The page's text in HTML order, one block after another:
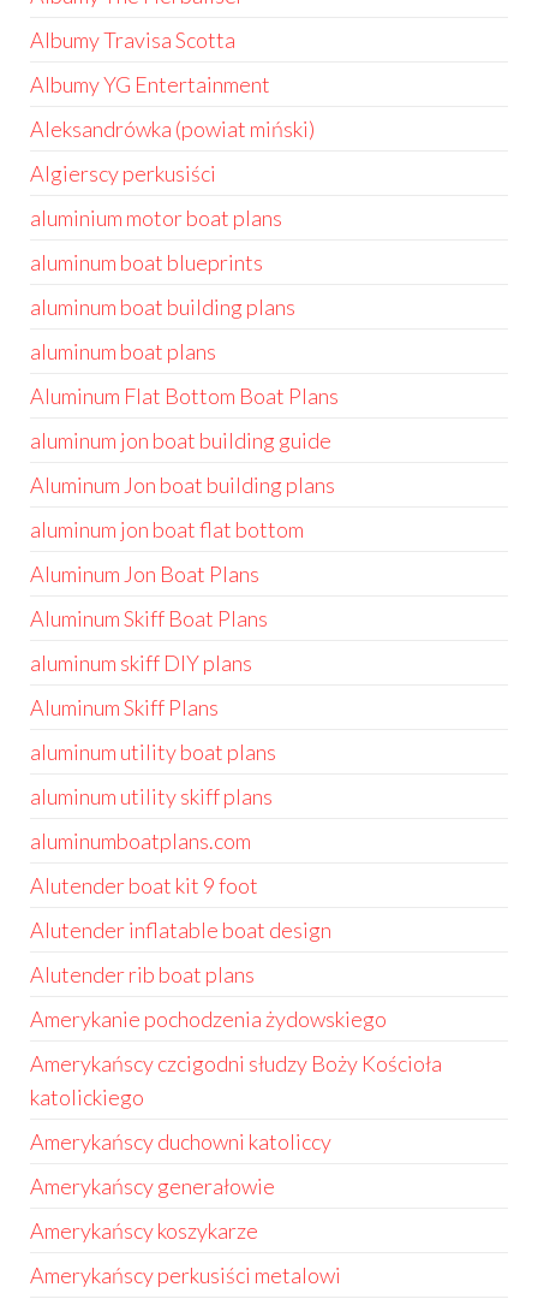
Albumy Travisa Scotta
Albumy YG Entertainment
Aleksandrówka (powiat miński)
Algierscy perkusiści
aluminium motor boat plans
aluminum boat blueprints
aluminum boat building plans
aluminum boat plans
Aluminum Flat Bottom Boat Plans
aluminum jon boat building guide
Aluminum Jon boat building plans
aluminum jon boat flat bottom
Aluminum Jon Boat Plans
Aluminum Skiff Boat Plans
aluminum skiff DIY plans
Aluminum Skiff Plans
aluminum utility boat plans
aluminum utility skiff plans
aluminumboatplans.com
Alutender boat kit 9 foot
Alutender inflatable boat design
Alutender rib boat plans
Amerykanie pochodzenia żydowskiego
Amerykańscy czcigodni słudzy Boży Kościoła
katolickiego
Amerykańscy duchowni katoliccy
Amerykańscy generałowie
Amerykańscy koszykarze
Amerykańscy perkusiści metalowi